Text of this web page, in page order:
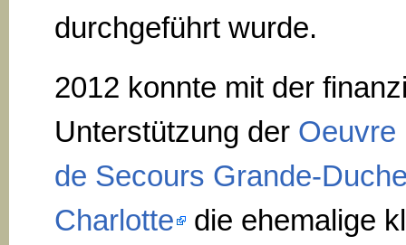
durchgeführt wurde.
2012 konnte mit der
Unterstützung der Oeuvre
de Secours Grande-
Charlotte die ehemalige